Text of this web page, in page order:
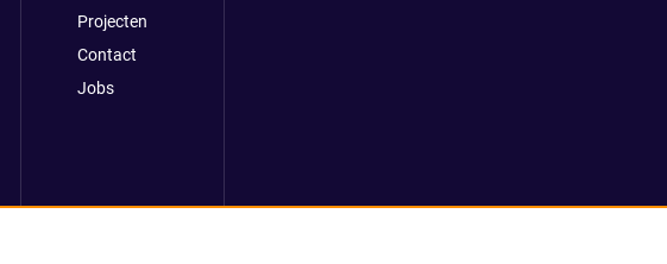
Projecten
Contact
Jobs